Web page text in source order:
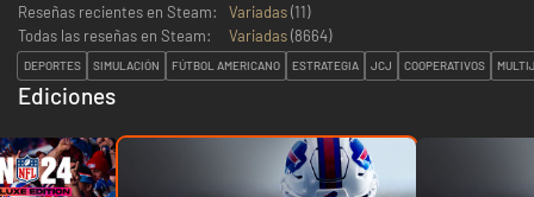
Reseñas recientes en Steam:
Variadas(11)
Todas las reseñas en Steam:
Variadas(8664)
DEPORTES SIMULACIÓN FÚTBOL AMERICANO ESTRATEGIA JCJ COOPERATIVOS
Ediciones